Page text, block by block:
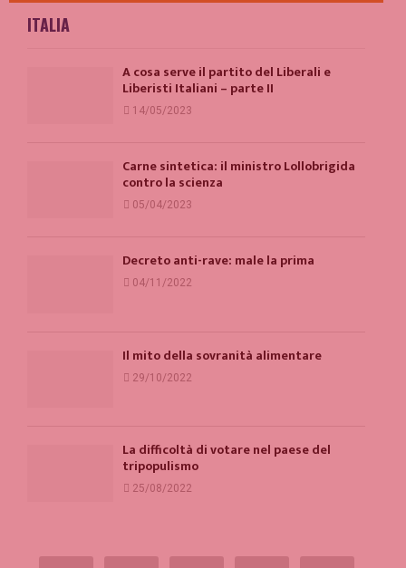
ITALIA
A cosa serve il partito del Liberali e
Liberisti Italiani – parte II
14/05/2023
Carne sintetica: il ministro Lollobrigida
contro la scienza
05/04/2023
Decreto anti-rave: male la prima
04/11/2022
Il mito della sovranità alimentare
29/10/2022
La difficoltà di votare nel paese del
tripopulismo
25/08/2022